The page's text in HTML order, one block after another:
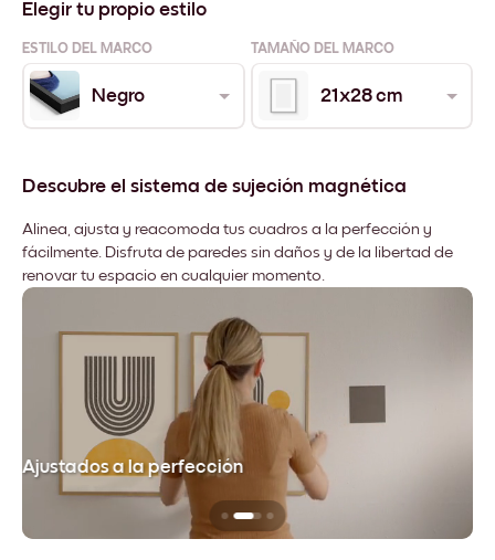
Elegir tu propio estilo
ESTILO DEL MARCO TAMAÑO DEL MARCO
Negro 21x28 cm
Descubre el sistema de sujeción magnética
Alinea, ajusta y reacomoda tus cuadros a la perfección y
fácilmente. Disfruta de paredes sin daños y de la libertad de
renovar tu espacio en cualquier momento.
Ajustados a la perfección